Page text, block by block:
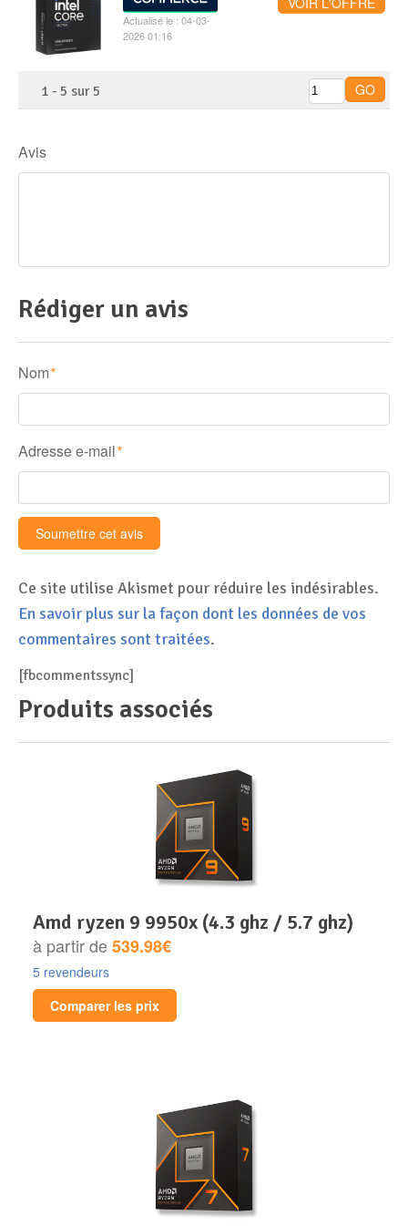
Actualisé le : 04-03-
2026 01:16
1 - 5 sur5
Avis
Rédiger un avis
Nom *
Adresse e-mail *
Ce site utilise Akismet pour réduire les indésirables.
En savoir plus sur la façon dont les données de vos
commentaires sont traitées.
[fbcommentssync]
Produits associés
amd ryzen 9 9950x (4.3 ghz / 5.7 ghz)
à partir de539.98€
5 revendeurs
Comparer les prix